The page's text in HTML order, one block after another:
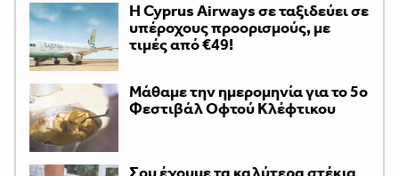
H Cyprus Airways σε ταξιδεύει σε
υπέροχους προορισμούς, με
τιμές από €49!
Μάθαμε την ημερομηνία για το 5ο
Φεστιβάλ Οφτού Κλέφτικου